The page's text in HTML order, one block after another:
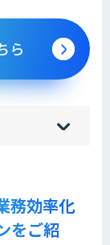
ら
hi
]
sh
]
務効率化
をご紹